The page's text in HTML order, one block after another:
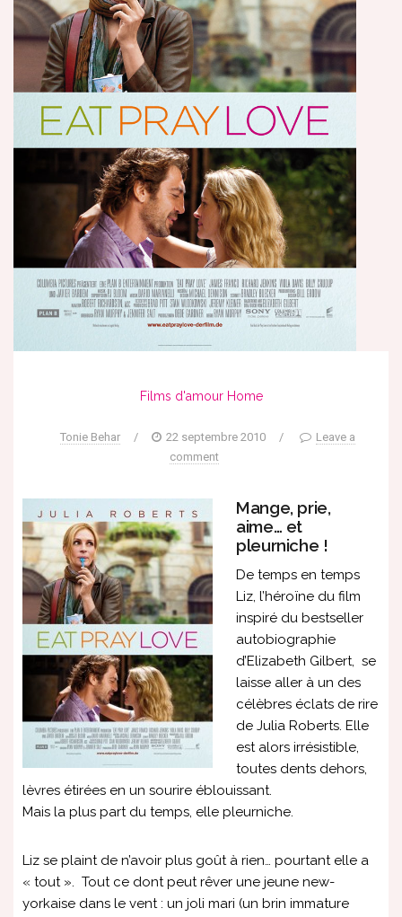
Films d'amour Home
Tonie Behar / 22 septembre 2010 /
Leave a
comment
Mange, prie,
aime… et
pleurniche !
De temps en temps
Liz, l’héroïne du film
inspiré du bestseller
autobiographie
d’Elizabeth Gilbert, se
laisse aller à un des
célèbres éclats de rire
de Julia Roberts. Elle
est alors irrésistible,
toutes dents dehors,
lèvres étirées en un sourire éblouissant.
Mais la plus part du temps, elle pleurniche.
Liz se plaint de n’avoir plus goût à rien… pourtant elle a
« tout ». Tout ce dont peut rêver une jeune new-
yorkaise dans le vent : un joli mari (un brin immature